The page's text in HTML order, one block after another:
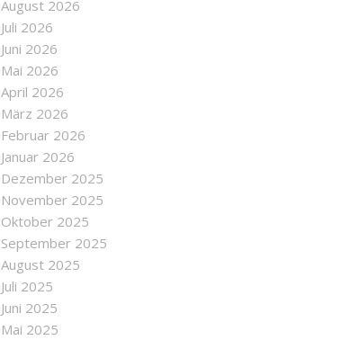
August 2026
Juli 2026
Juni 2026
Mai 2026
April 2026
März 2026
Februar 2026
Januar 2026
Dezember 2025
November 2025
Oktober 2025
September 2025
August 2025
Juli 2025
Juni 2025
Mai 2025